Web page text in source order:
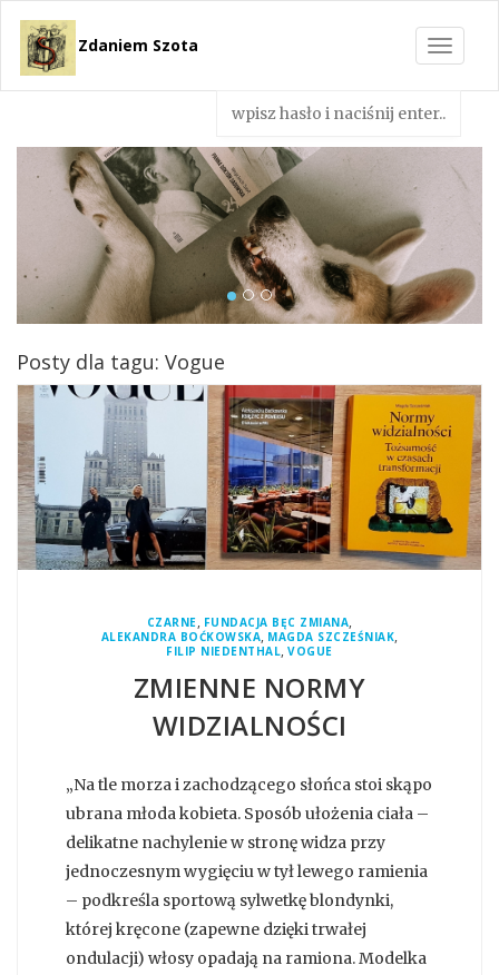
Toggle
Zdaniem Szota
Posty dla tagu: Vogue
CZARNE, FUNDACJA BĘC ZMIANA,
ALEKANDRA BOĆKOWSKA, MAGDA SZCZEŚNIAK,
FILIP NIEDENTHAL,VOGUE
ZMIENNE NORMY
WIDZIALNOŚCI
„Na tle morza i zachodzącego słońca stoi skąpo
ubrana młoda kobieta. Sposób ułożenia ciała –
delikatne nachylenie w stronę widza przy
jednoczesnym wygięciu w tył lewego ramienia
– podkreśla sportową sylwetkę blondynki,
której kręcone (zapewne dzięki trwałej
ondulacji) włosy opadają na ramiona. Modelka